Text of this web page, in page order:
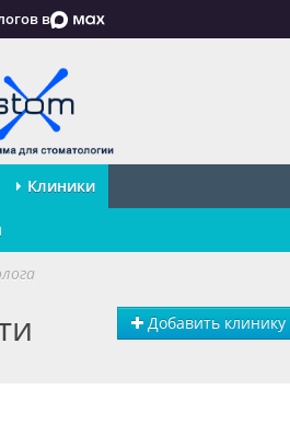
в
Клиники
Добавить клинику